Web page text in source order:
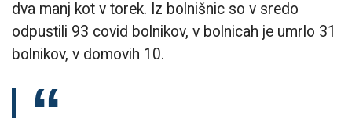
dva manj kot v torek. Iz bolnišnic so v sredo
odpustili 93 covid bolnikov, v bolnicah je umrlo 31
bolnikov, v domovih 10.